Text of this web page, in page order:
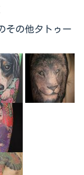
その他タトゥー